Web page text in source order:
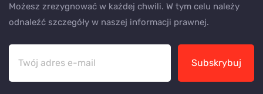
Możesz zrezygnować w każdej chwili. W tym celu należy
odnaleźć szczegóły w naszej informacji prawnej.
Subskrybuj